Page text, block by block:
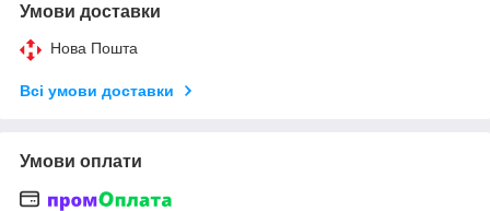
Умови доставки
Нова Пошта
Всі умови доставки
Умови оплати